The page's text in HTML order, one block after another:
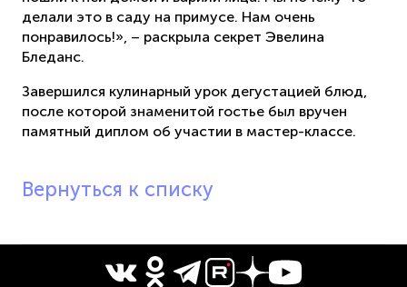
делали это в саду на примусе. Нам очень
понравилось!», – раскрыла секрет Эвелина
Бледанс.
Завершился кулинарный урок дегустацией блюд,
после которой знаменитой гостье был вручен
памятный диплом об участии в мастер-классе.
Вернуться к списку